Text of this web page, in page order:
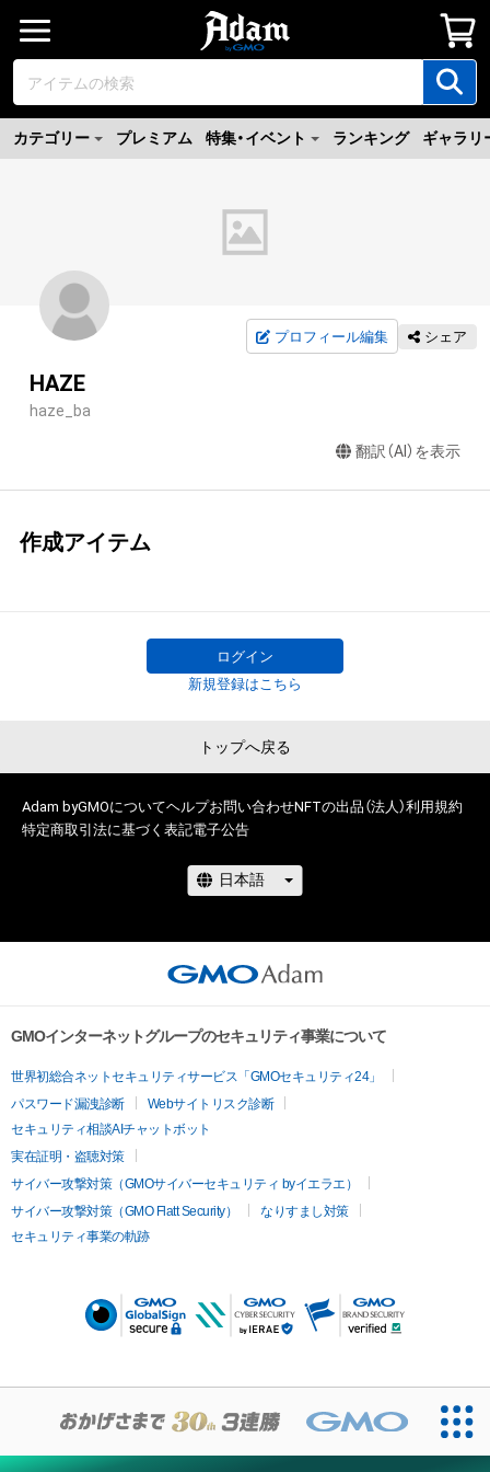
カテゴリー プレミアム 特集・イベント ランキング ギャラリ
プロフィール編集 シェア
HAZE
haze_ba
翻訳（AI）を表示
作成アイテム
ログイン
新規登録はこちら
トップへ戻る
Adam byGMOについてヘルプお問い合わせNFTの出品（法人）利用規約
特定商取引法に基づく表記電子公告
GMOインターネットグループのセキュリティ事業について
世界初総合ネットセキュリティサービス「GMOセキュリティ24」
パスワード漏洩診断
Webサイトリスク診断
セキュリティ相談AIチャットボット
実在証明・盗聴対策
サイバー攻撃対策（GMOサイバーセキュリティ byイエラエ）
サイバー攻撃対策（GMO Flatt Security）
なりすまし対策
セキュリティ事業の軌跡